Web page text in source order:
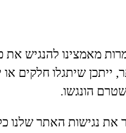
מאמצינו להנגיש את
ייתכן שיתגלו חלקים או
הונגשו.
את נגישות האתר שלנו